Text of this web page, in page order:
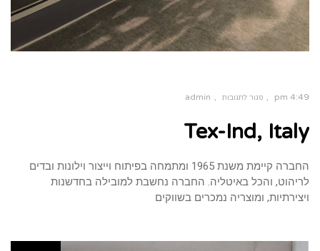
4:49 pm סגור לתגובות
Ind,
Italy
admin
Tex-Ind, Italy
החברה קיימת משנת 1965 ומתמחה בפיתוח וייצור וילונות ובדים
לריהוט, והכל באיטליה. החברה נחשבת למובילה בחדשנות
ויצירתיות, ומוצריה נמכרים בשווקים